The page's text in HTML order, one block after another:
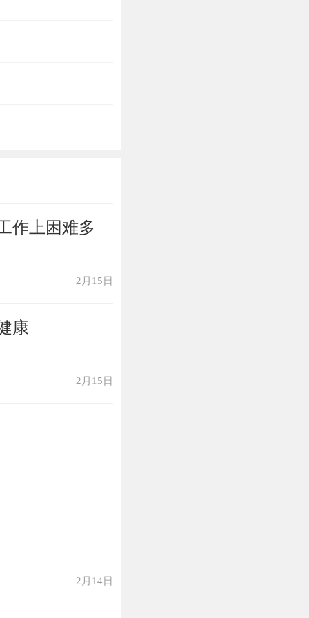
作上困难多
2月15日
康
2月15日
2月14日